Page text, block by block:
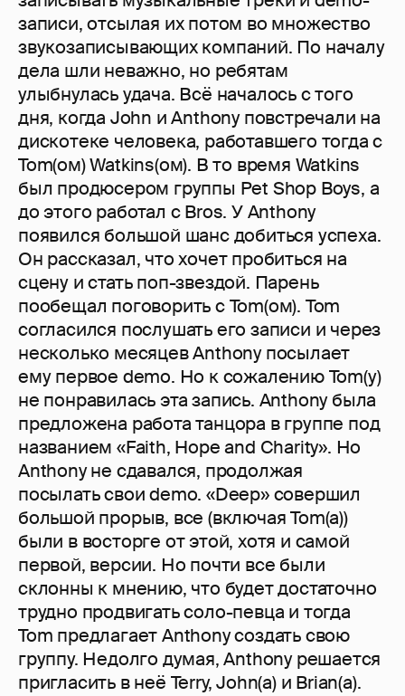
записи, отсылая их потом во множество
звукозаписывающих компаний. По началу
дела шли неважно, но ребятам
улыбнулась удача. Всё началось с того
дня, когда John и Anthony повстречали на
дискотеке человека, работавшего тогда с
Tom(ом) Watkins(ом). В то время Watkins
был продюсером группы Pet Shop Boys, а
до этого работал с Bros. У Anthony
появился большой шанс добиться успеха.
Он рассказал, что хочет пробиться на
сцену и стать поп-звездой. Парень
пообещал поговорить с Tom(ом). Tom
согласился послушать его записи и через
несколько месяцев Anthony посылает
ему первое demo. Но к сожалению Tom(у)
не понравилась эта запись. Anthony была
предложена работа танцора в группе под
названием «Faith, Hope and Charity». Но
Anthony не сдавался, продолжая
посылать свои demo. «Deep» совершил
большой прорыв, все (включая Tom(а))
были в восторге от этой, хотя и самой
первой, версии. Но почти все были
склонны к мнению, что будет достаточно
трудно продвигать соло-певца и тогда
Tom предлагает Anthony создать свою
группу. Недолго думая, Anthony решается
пригласить в неё Terry, John(а) и Brian(а).